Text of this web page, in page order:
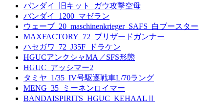
バンダイ_旧キット_ガウ攻撃空母
バンダイ_1200_マゼラン
ウェーブ_20_maschinenkrieger_SAFS_白ブースター
MAXFACTORY_72_ブリザードガンナー
ハセガワ_72_J35F_ドラケン
HGUCアンクシャMA／SFS形態
HGUC_アッシマー2
タミヤ_1/35_IV号駆逐戦車L/70ラング
MENG_35_ミーネンロイマー
BANDAISPIRITS_HGUC_KEHAALⅡ